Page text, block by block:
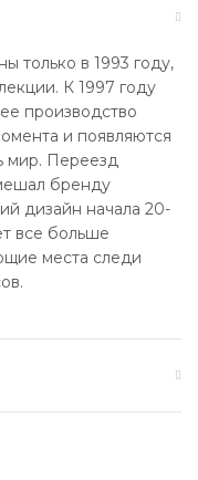
только в 1993 году,
К 1997 году
производство
и появляются
мир. Переезд
бренду
дизайн начала 20-
все больше
места следи